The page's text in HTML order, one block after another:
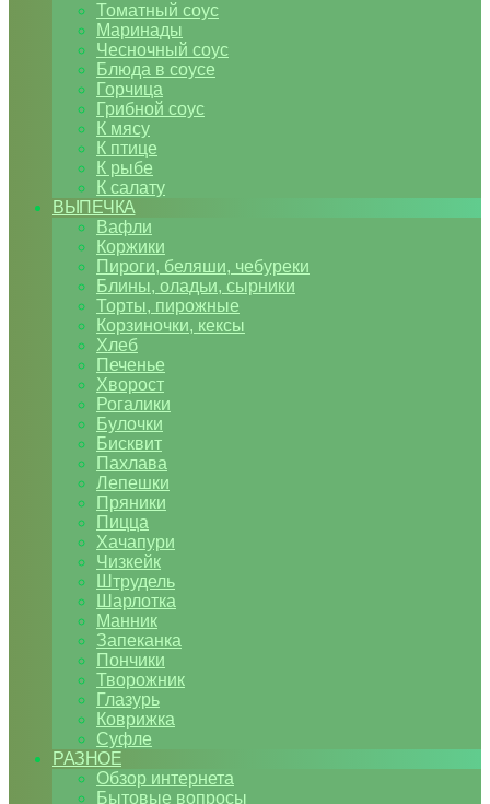
Томатный соус
Маринады
Чесночный соус
Блюда в соусе
Горчица
Грибной соус
К мясу
К птице
К рыбе
К салату
ВЫПЕЧКА
Вафли
Коржики
Пироги, беляши, чебуреки
Блины, оладьи, сырники
Торты, пирожные
Корзиночки, кексы
Хлеб
Печенье
Хворост
Рогалики
Булочки
Бисквит
Пахлава
Лепешки
Пряники
Пицца
Хачапури
Чизкейк
Штрудель
Шарлотка
Манник
Запеканка
Пончики
Творожник
Глазурь
Коврижка
Суфле
РАЗНОЕ
Обзор интернета
Бытовые вопросы